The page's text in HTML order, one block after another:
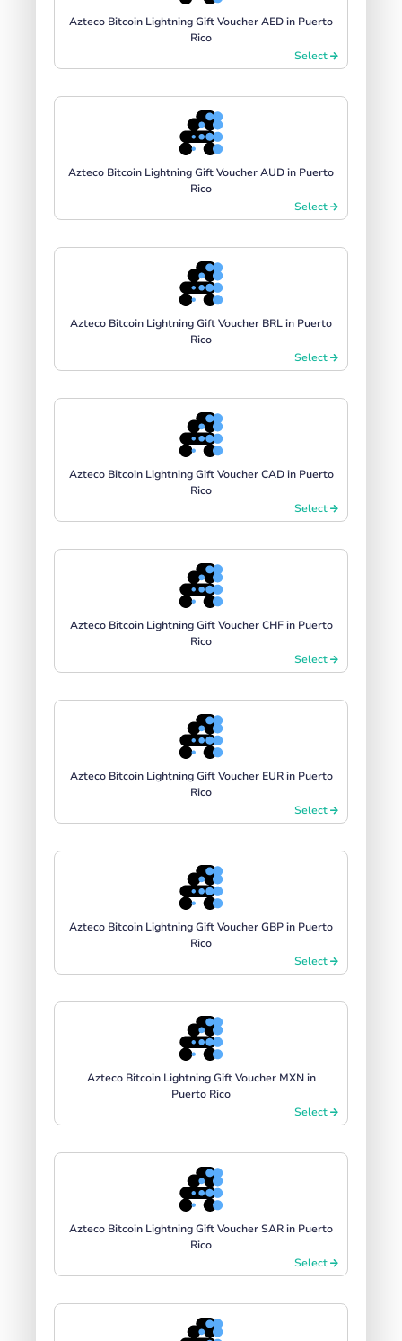
Azteco Bitcoin Lightning Gift Voucher AED in Puerto
Rico
Select
Azteco Bitcoin Lightning Gift Voucher AUD in Puerto
Rico
Select
Azteco Bitcoin Lightning Gift Voucher BRL in Puerto
Rico
Select
Azteco Bitcoin Lightning Gift Voucher CAD in Puerto
Rico
Select
Azteco Bitcoin Lightning Gift Voucher CHF in Puerto
Rico
Select
Azteco Bitcoin Lightning Gift Voucher EUR in Puerto
Rico
Select
Azteco Bitcoin Lightning Gift Voucher GBP in Puerto
Rico
Select
Azteco Bitcoin Lightning Gift Voucher MXN in
Puerto Rico
Select
Azteco Bitcoin Lightning Gift Voucher SAR in Puerto
Rico
Select